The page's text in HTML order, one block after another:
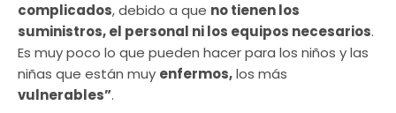
complicados, debido a que no tienen los
suministros, el personal ni los equipos necesarios.
Es muy poco lo que pueden hacer para los niños y las
niñas que están muy enfermos,los más
vulnerables”.